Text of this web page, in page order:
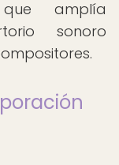
amplía
sonoro